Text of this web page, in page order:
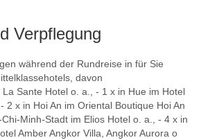
Verpflegung
während der Rundreise in für Sie
davon
Sante Hotel o. a., - 1 x in Hue im Hotel
2 x in Hoi An im Oriental Boutique Hoi An
Minh-Stadt im Elios Hotel o. a., - 4 x in
Amber Angkor Villa, Angkor Aurora o